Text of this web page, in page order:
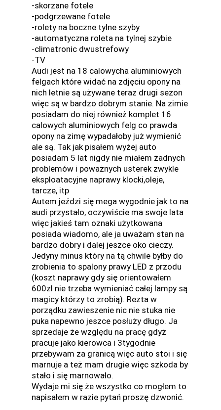
-skorzane fotele
-podgrzewane fotele
-rolety na boczne tylne szyby
-automatyczna roleta na tylnej szybie
-climatronic dwustrefowy
-TV
Audi jest na 18 calowycha aluminiowych
felgach które widać na zdjęciu opony na
nich letnie są używane teraz drugi sezon
więc są w bardzo dobrym stanie. Na zimie
posiadam do niej również komplet 16
calowych aluminiowych felg co prawda
opony na zimę wypadałoby już wymienić
ale są. Tak jak pisałem wyżej auto
posiadam 5 lat nigdy nie miałem żadnych
problemów i poważnych usterek zwykle
eksploatacyjne naprawy klocki,oleje,
tarcze, itp
Autem jeździ się mega wygodnie jak to na
audi przystało, oczywiście ma swoje lata
więc jakieś tam oznaki użytkowana
posiada wiadomo, ale ja uważam stan na
bardzo dobry i dalej jeszce oko cieczy.
Jedyny minus który na tą chwile byłby do
zrobienia to spalony prawy LED z przodu
(koszt naprawy gdy się orientowałem
600zl nie trzeba wymieniać całej lampy są
magicy którzy to zrobią). Rezta w
porządku zawieszenie nic nie stuka nie
puka napewno jeszce posłuży długo. Ja
sprzedaje że względu na pracę gdyż
pracuje jako kierowca i 3tygodnie
przebywam za granicą więc auto stoi i się
marnuje a też mam drugie więc szkoda by
stało i się marnowało.
Wydaje mi się że wszystko co mogłem to
napisałem w razie pytań proszę dzwonić.